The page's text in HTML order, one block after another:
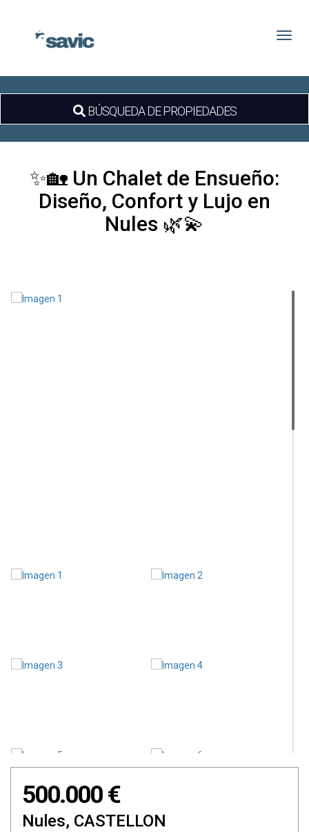
BÚSQUEDA DE PROPIEDADES
✨🏡 Un Chalet de Ensueño:
Diseño, Confort y Lujo en
Nules 🌿💫
500.000 €
Nules, CASTELLON